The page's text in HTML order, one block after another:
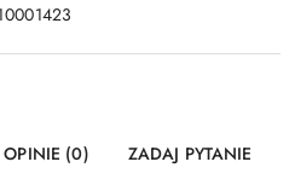
OPINIE (0) ZADAJ PYTANIE